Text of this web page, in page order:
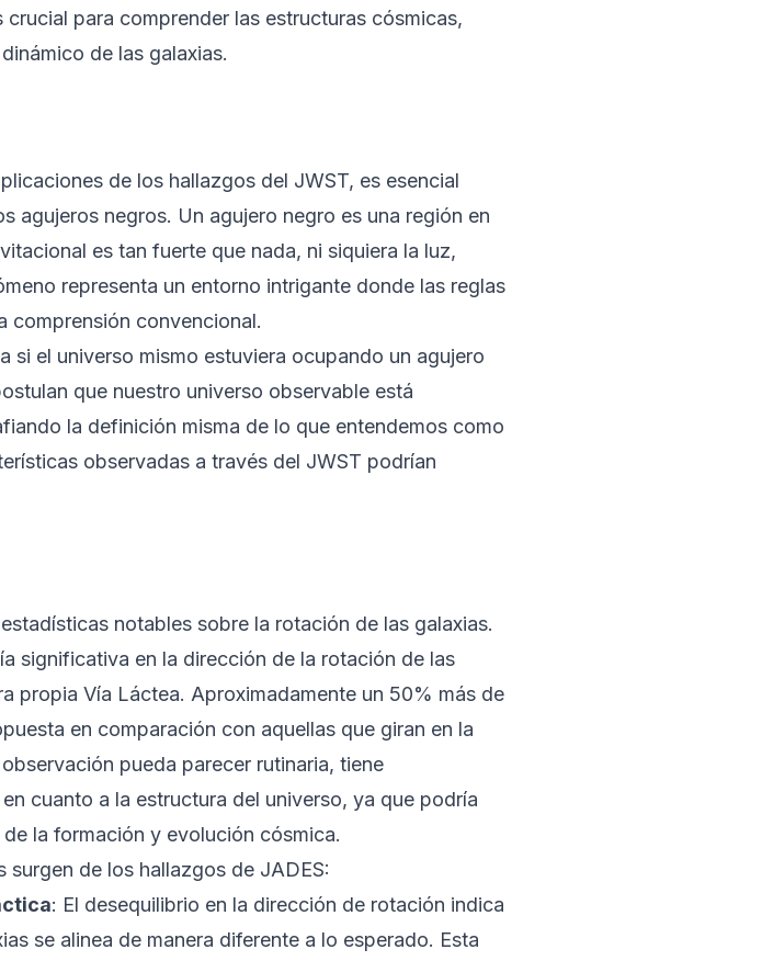
para comprender las estructuras cósmicas,
de las galaxias.
de los hallazgos del JWST, es esencial
agujeros negros. Un agujero negro es una región en
es tan fuerte que nada, ni siquiera la luz,
representa un entorno intrigante donde las reglas
comprensión convencional.
si el universo mismo estuviera ocupando un agujero
que nuestro universo observable está
la definición misma de lo que entendemos como
observadas a través del JWST podrían
notables sobre la rotación de las galaxias.
significativa en la dirección de la rotación de las
propia Vía Láctea. Aproximadamente un 50% más de
en comparación con aquellas que giran en la
pueda parecer rutinaria, tiene
cuanto a la estructura del universo, ya que podría
la formación y evolución cósmica.
surgen de los hallazgos de JADES:
: El desequilibrio en la dirección de rotación indica
se alinea de manera diferente a lo esperado. Esta